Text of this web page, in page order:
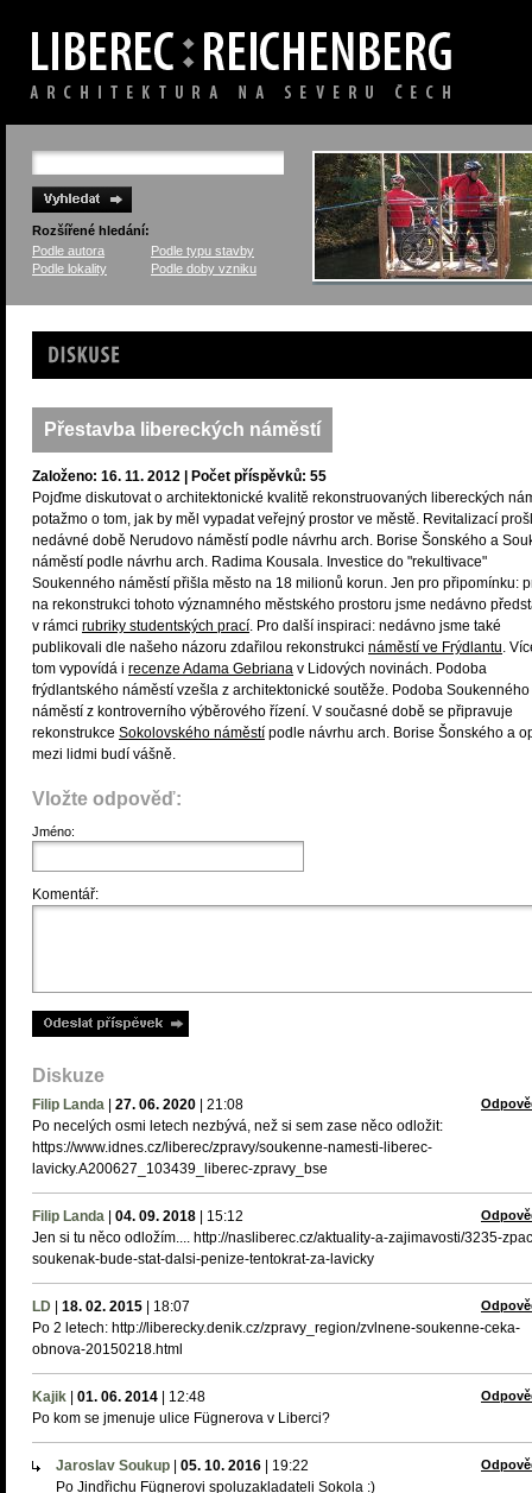
Rozšířené hledání:
Podle autora
Podle typu stavby
Podle lokality
Podle doby vzniku
Diskuse
Přestavba libereckých náměstí
Založeno: 16. 11. 2012 | Počet příspěvků: 55
Pojďme diskutovat o architektonické kvalitě rekonstruovaných libereckých
potažmo o tom, jak by měl vypadat veřejný prostor ve městě. Revitalizací
nedávné době Nerudovo náměstí podle návrhu arch. Borise Šonského a
náměstí podle návrhu arch. Radima Kousala. Investice do "rekultivace"
Soukenného náměstí přišla město na 18 milionů korun. Jen pro připomínku:
na rekonstrukci tohoto významného městského prostoru jsme nedávno
v rámci rubriky studentských prací. Pro další inspiraci: nedávno jsme také
publikovali dle našeho názoru zdařilou rekonstrukci náměstí ve Frýdlantu.
tom vypovídá i recenze Adama Gebriana v Lidových novinách. Podoba
frýdlantského náměstí vzešla z architektonické soutěže. Podoba Soukenného
náměstí z kontroverního výběrového řízení. V současné době se připravuje
rekonstrukce Sokolovského náměstí podle návrhu arch. Borise Šonského a
mezi lidmi budí vášně.
Vložte odpověď:
Jméno:
Komentář:
Diskuze
Filip Landa 27. 06. 2020 21:08
Po necelých osmi letech nezbývá, než si sem zase něco odložit:
https://www.idnes.cz/liberec/zpravy/soukenne-namesti-liberec-
lavicky.A200627_103439_liberec-zpravy_bse
Filip Landa 04. 09. 2018 15:12
Jen si tu něco odložím.... http://nasliberec.cz/aktuality-a-zajimavosti/3235-
soukenak-bude-stat-dalsi-penize-tentokrat-za-lavicky
LD 18. 02. 2015 18:07
Po 2 letech: http://liberecky.denik.cz/zpravy_region/zvlnene-soukenne-ceka-
obnova-20150218.html
Kajik 01. 06. 2014 12:48
Po kom se jmenuje ulice Fügnerova v Liberci?
Jaroslav Soukup 05. 10. 2016 19:22
Po Jindřichu Fügnerovi spoluzakladateli Sokola :)